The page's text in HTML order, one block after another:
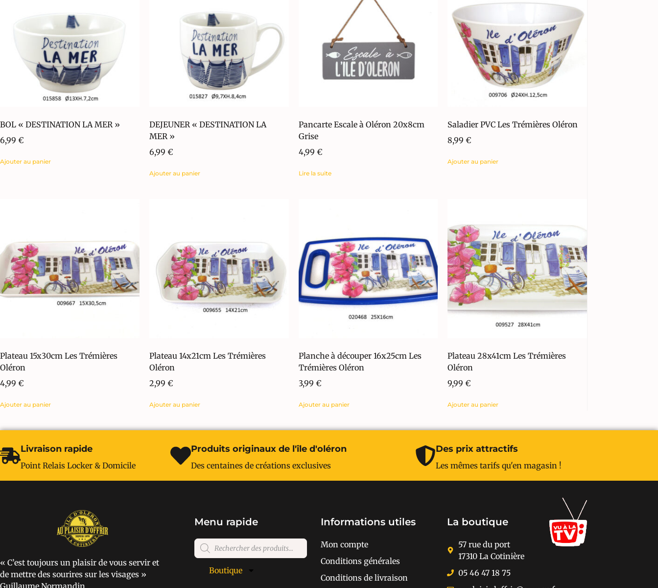
BOL « DESTINATION LA MER »
6,99 €
Ajouter au panier
DEJEUNER « DESTINATION LA
MER »
6,99 €
Ajouter au panier
Pancarte Escale à Oléron 20x8cm
Grise
4,99 €
Lire la suite
Saladier PVC Les Trémières Oléron
8,99€
Ajouter au panier
Plateau 15x30cm Les Trémières
Oléron
4,99 €
Ajouter au panier
Plateau 14x21cm Les Trémières
Oléron
2,99 €
Ajouter au panier
Planche à découper 16x25cm Les
Trémières Oléron
3,99 €
Ajouter au panier
Plateau 28x41cm Les Trémières
Oléron
9,99€
Ajouter au panier
Livraison rapide
Point Relais Locker & Domicile
Produits originaux de l'île d'oléron
Des centaines de créations exclusives
Des prix attractifs
Les mêmes tarifs qu'en magasin !
« C’est toujours un plaisir de vous servir et
de mettre des sourires sur les visages »
Guillaume Normandin
Menu rapide
Boutique
Informations utiles
Mon compte
Conditions générales
Conditions de livraison
La boutique
57 rue du port
17310 La Cotinière
05 46 47 18 75